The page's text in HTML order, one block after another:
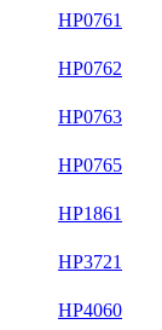
HP0761
HP0762
HP0763
HP0765
HP1861
HP3721
HP4060